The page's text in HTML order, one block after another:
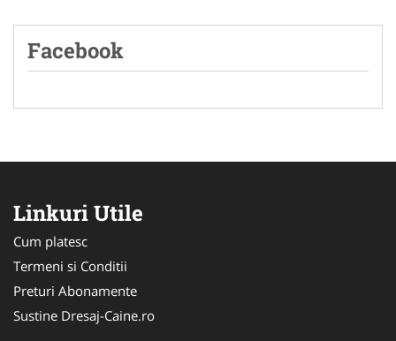
Facebook
Linkuri Utile
Cum platesc
Termeni si Conditii
Preturi Abonamente
Sustine Dresaj-Caine.ro